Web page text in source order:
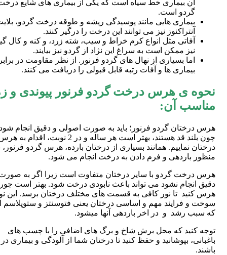
آن بیماری خط سیاه است که یکی از بیماری های شایع
گردو است.
بیماری هایی مانند پوسیدگی ریشه و طوقه درخت گردو،
آنتراکنوز نیز می توانند این درخت را درگیر کنند.
آفاتی مثل انواع کرم خراط و سیب، شته زرد، و کنه و کال
نیز ممکن است به سراغ این نژاد از گردو نیز بیایند.
اما بسیاری از نهال های گردو فرنور. از نظر مقاومت در
بیماری ها و آفات رتبه قابل قبولی را دریافت می کنند.
نحوه ی هرس درخت گردو فرنور پیوندی و
مناسب آن:
هرس درختان گردو فرنور؛ باید به صورت اصولی و دقیق انجام
چون بلند قد هستند، بهتر است هر ساله و در 2 نوبت،
درختان نماییم. همانند بسیاری از درختان بارده، هرس گردو فرنور،
منظور باردهی و فرم دادن به درخت انجام می شود.
هرس درخت گردو با سایر درختان متفاوت است زیرا اگر به
دقیق انجام نشود می تواند باعث نابودی درخت شود. بهتر است
هرس کنید تا نور کافی به قسمت های مختلف درختان برسد. این
سوخت و فرایند مهم و اساسی درختان یعنی فتوسنتز و
که سبب رشد و در اخر باردهی آنها میشود.
توجه کنید که محل برش شاخ و برگ های اضافی را با چسب های
باغبانی، بپوشانید و حفظ کنید تا درختان شما از آلودگی و بیماری
باشند.